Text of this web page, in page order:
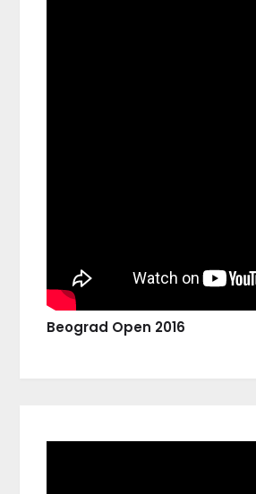
Beograd Open 2016